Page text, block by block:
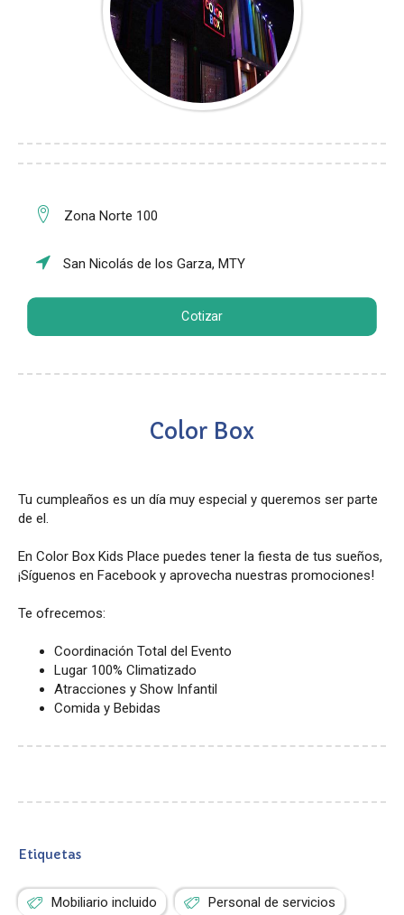
Zona Norte 100
San Nicolás de los Garza, MTY
Cotizar
Color Box
Tu cumpleaños es un día muy especial y queremos ser parte
de el.
En Color Box Kids Place puedes tener la fiesta de tus sueños,
¡Síguenos en Facebook y aprovecha nuestras promociones!
Te ofrecemos:
Coordinación Total del Evento
Lugar 100% Climatizado
Atracciones y Show Infantil
Comida y Bebidas
Etiquetas
Mobiliario incluido Personal de servicios